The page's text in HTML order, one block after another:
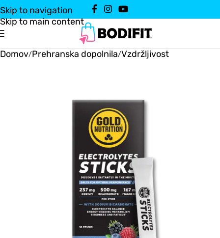
Skip to navigation
Skip to main content
Domov/Prehranska dopolnila/Vzdržljivost